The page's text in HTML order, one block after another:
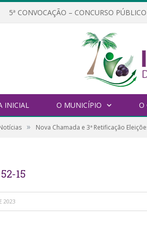
5ª CONVOCAÇÃO – CONCURSO
INICIAL O MUNICÍPIO O
» Nova Chamada e 3ª Retificação
15
2023